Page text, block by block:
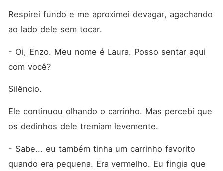
Respirei fundo e me aproximei devagar, agachando
ao lado dele sem tocar.
- Oi, Enzo. Meu nome é Laura. Posso sentar aqui
com você?
Silêncio.
Ele continuou olhando o carrinho. Mas percebi que
os dedinhos dele tremiam levemente.
- Sabe... eu também tinha um carrinho favorito
quando era pequena. Era vermelho. Eu fingia que